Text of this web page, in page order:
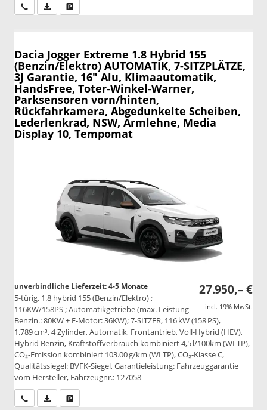
Wir rufen Sie anPDF-Datei, Fahrzeugexposé drucken
Dacia Jogger Extreme 1.8 Hybrid 155
(Benzin/Elektro) AUTOMATIK, 7-SITZPLÄTZE,
3J Garantie, 16" Alu, Klimaautomatik,
HandsFree, Toter-Winkel-Warner,
Parksensoren vorn/hinten,
Rückfahrkamera, Abgedunkelte Scheiben,
Lederlenkrad, NSW, Armlehne, Media
Display 10, Tempomat
27.950,– €
incl. 19% MwSt.
unverbindliche Lieferzeit: 4-5 Monate
5-türig, 1.8 hybrid 155 (Benzin/Elektro) ;
116KW/158PS ; Automatikgetriebe (max. Leistung
Benzin.: 80KW + E-Motor: 36KW); 7-SITZER, 116 kW (158 PS),
1.789 cm³, 4 Zylinder, Automatik, Frontantrieb, Voll-Hybrid (HEV),
Hybrid Benzin, Kraftstoffverbrauch kombiniert 4,5 l/100km (WLTP),
CO₂-Emission kombiniert 103.00 g/km (WLTP), CO₂-Klasse C,
Qualitätssiegel: BVFK-Siegel, Garantieleistung: Fahrzeuggarantie
vom Hersteller, Fahrzeugnr.: 127058
Wir rufen Sie anPDF-Datei, Fahrzeugexposé drucken